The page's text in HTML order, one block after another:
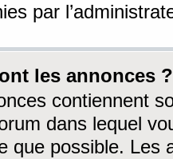
par
les annonces ?
contiennent
dans lequel
que possible. Les